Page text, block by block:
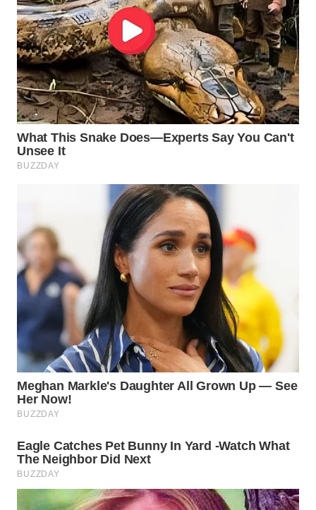
WN
BINTAN
WN
MANDALIKA
LIKUPANG
WN
BORNEO
Wahana
Media
Group
WAHANA
NEWS
WAHANA
TANI
WAHANA
ADVOKAT
WAHANA